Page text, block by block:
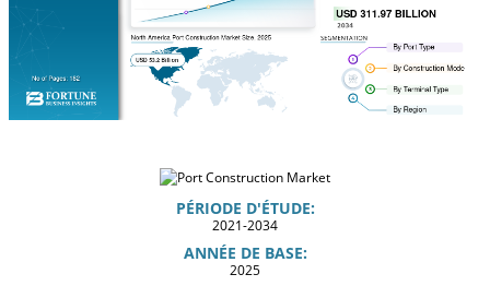
PÉRIODE D'ÉTUDE:
2021-2034
ANNÉE DE BASE:
2025